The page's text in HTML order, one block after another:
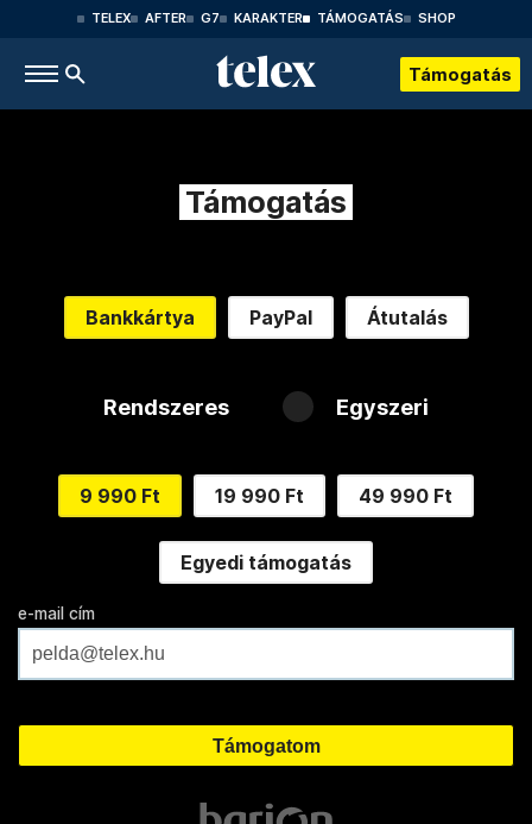
TELEX AFTER G7 KARAKTER TÁMOGATÁS SHOP
Támogatás
Támogatás
Bankkártya PayPal Átutalás
Rendszeres Egyszeri
9 990 Ft 19 990 Ft 49 990 Ft
Egyedi támogatás
e-mail cím